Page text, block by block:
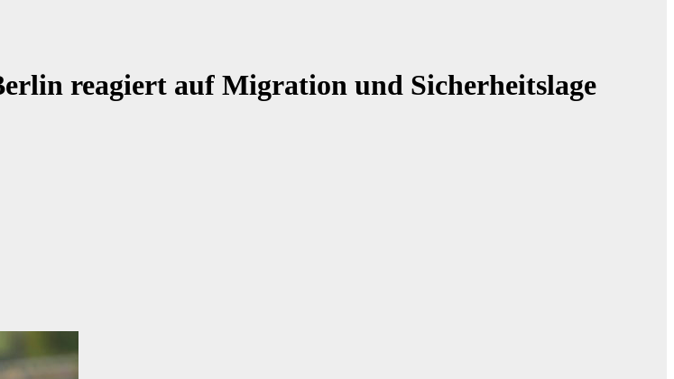
reagiert auf Migration und Sicherheitslage